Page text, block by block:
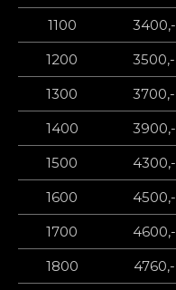
1100
3400,-
1200
3500,-
1300
3700,-
1400
3900,-
1500
4300,-
1600
4500,-
1700
4600,-
1800
4760,-